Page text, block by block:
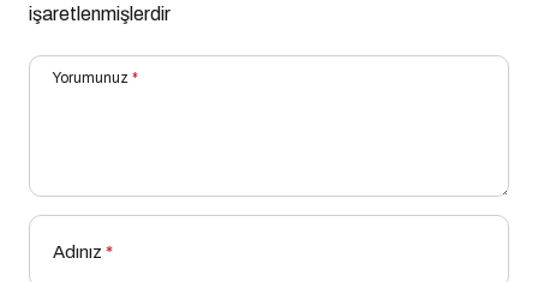
işaretlenmişlerdir
Yorumunuz *
Adınız *